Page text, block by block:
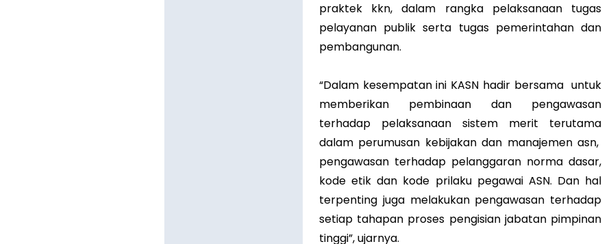
praktek kkn, dalam rangka pelaksanaan tugas
pelayanan publik serta tugas pemerintahan dan
pembangunan.
“Dalam kesempatan ini KASN hadir bersama untuk
memberikan pembinaan dan pengawasan
terhadap pelaksanaan sistem merit terutama
dalam perumusan kebijakan dan manajemen asn,
pengawasan terhadap pelanggaran norma dasar,
kode etik dan kode prilaku pegawai ASN. Dan hal
terpenting juga melakukan pengawasan terhadap
setiap tahapan proses pengisian jabatan pimpinan
tinggi”, ujarnya.